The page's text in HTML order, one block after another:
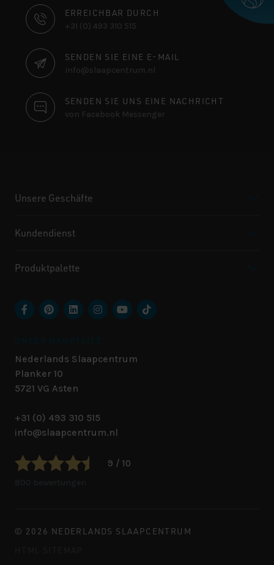
KONTAKTINFORMATIONEN
ERREICHBAR DURCH
+31 (0) 493 310 515
SENDEN SIE EINE E-MAIL
info@slaapcentrum.nl
SENDEN SIE UNS EINE NACHRICHT
von Facebook Messenger
Unsere Geschäfte
Kundendienst
Produktpalette
Nederlands Slaapcentrum
Planker 10
5721 VG Asten
+31 (0) 493 310 515
info@slaapcentrum.nl
9 / 10
© 2026 NEDERLANDS SLAAPCENTRUM